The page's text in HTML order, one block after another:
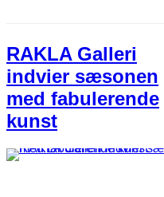
RAKLA Galleri
indvier sæsonen
med fabulerende
kunst